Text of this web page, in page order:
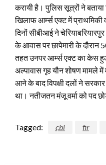
करायी है। पुलिस सूत्रों ने
खिलाफ आर्म्स एक्ट में प्राथमिकी
दिनों सीबीआई ने
के आवास पर छापेमारी के
तहत उनपर आर्म्स एक्ट का केस
अल्पावास गृह यौन शोषण मामले में
आने के बाद विपक्षी दलों ने
था। नतीजतन मंजू वर्मा को पद
Tagged: cbi fir